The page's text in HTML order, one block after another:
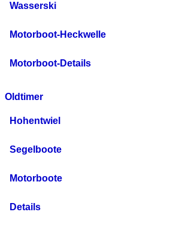
Wasserski
Motorboot-Heckwelle
Motorboot-Details
Oldtimer
Hohentwiel
Segelboote
Motorboote
Details